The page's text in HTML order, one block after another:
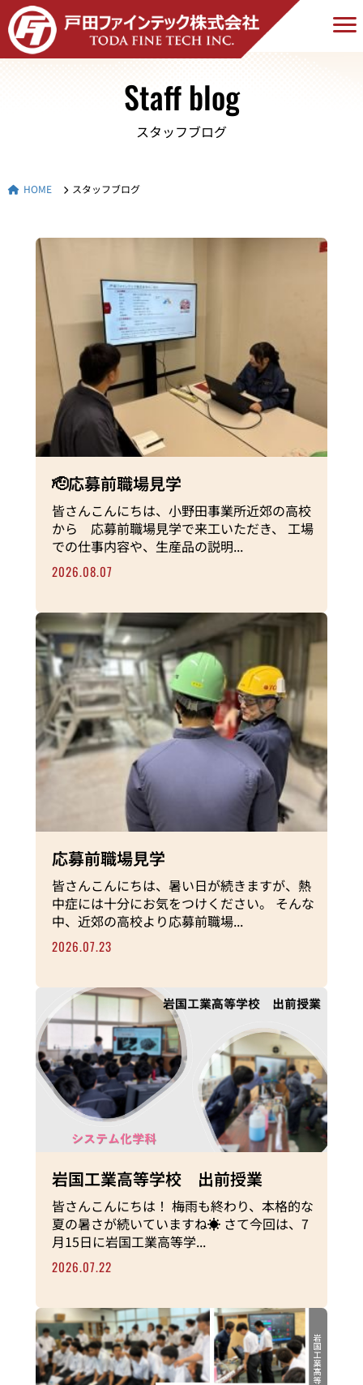
Staff blog
スタッフブログ
HOME スタッフブログ
🫡応募前職場見学
皆さんこんにちは、小野田事業所近郊の高校
から 応募前職場見学で来工いただき、 工場
での仕事内容や、生産品の説明...
2026.08.07
応募前職場見学
皆さんこんにちは、暑い日が続きますが、熱
中症には十分にお気をつけください。 そんな
中、近郊の高校より応募前職場...
2026.07.23
岩国工業高等学校 出前授業
皆さんこんにちは！ 梅雨も終わり、本格的な
夏の暑さが続いていますね☀️ さて今回は、7
月15日に岩国工業高等学...
2026.07.22